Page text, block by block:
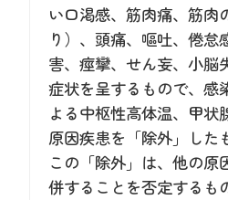
い口渇感、筋肉痛、筋肉
り）、頭痛、嘔吐、倦
害、痙攣、せん妄、小脳
症状を呈するもので、感
よる中枢性高体温、甲状
原因疾患を「除外」した
この「除外」は、他の原
併することを否定するも